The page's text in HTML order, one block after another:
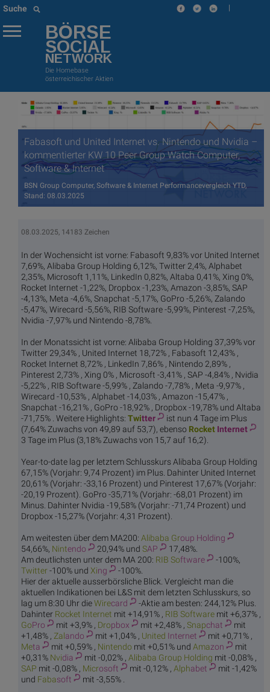
Suche |
BÖRSE
SOCIAL
NETWORK
Die Homebase
österreichischer Aktien
Fabasoft und United Internet vs. Nintendo und Nvidia –
kommentierter KW 10 Peer Group Watch Computer,
Software & Internet
BSN Group Computer, Software & Internet Performancevergleich YTD,
Stand: 08.03.2025
08.03.2025, 14183 Zeichen
In der Wochensicht ist vorne: Fabasoft 9,83% vor United Internet
7,69%, Alibaba Group Holding 6,12%, Twitter 2,4%, Alphabet
2,35%, Microsoft 1,11%, LinkedIn 0,82%, Altaba 0,41%, Xing 0%,
Rocket Internet -1,22%, Dropbox -1,23%, Amazon -3,85%, SAP
-4,13%, Meta -4,6%, Snapchat -5,17%, GoPro -5,26%, Zalando
-5,47%, Wirecard -5,56%, RIB Software -5,99%, Pinterest -7,25%,
Nvidia -7,97% und Nintendo -8,78%.
In der Monatssicht ist vorne: Alibaba Group Holding 37,39% vor
Twitter 29,34% , United Internet 18,72% , Fabasoft 12,43% ,
Rocket Internet 8,72% , LinkedIn 7,86% , Nintendo 2,89% ,
Pinterest 2,73% , Xing 0% , Microsoft -3,41% , SAP -4,84% , Nvidia
-5,22% , RIB Software -5,99% , Zalando -7,78% , Meta -9,97% ,
Wirecard -10,53% , Alphabet -14,03% , Amazon -15,47% ,
Snapchat -16,21% , GoPro -18,92% , Dropbox -19,78% und Altaba
-71,75% . Weitere Highlights: Twitter
ist nun 4 Tage im Plus
(7,64% Zuwachs von 49,89 auf 53,7), ebenso Rocket Internet
3 Tage im Plus (3,18% Zuwachs von 15,7 auf 16,2).
Year-to-date lag per letztem Schlusskurs Alibaba Group Holding
67,15% (Vorjahr: 9,74 Prozent) im Plus. Dahinter United Internet
20,61% (Vorjahr: -33,16 Prozent) und Pinterest 17,67% (Vorjahr:
-20,19 Prozent). GoPro -35,71% (Vorjahr: -68,01 Prozent) im
Minus. Dahinter Nvidia -19,58% (Vorjahr: -71,74 Prozent) und
Dropbox -15,27% (Vorjahr: 4,31 Prozent).
Am weitesten über dem MA200: Alibaba Group Holding
54,66%, Nintendo 20,94% und SAP
17,48%.
Am deutlichsten unter dem MA 200: RIB Software
-100%,
Twitter-100% und Xing
-100%.
Hier der aktuelle ausserbörsliche Blick. Vergleicht man die
aktuellen Indikationen bei L&S mit dem letzten Schlusskurs, so
lag um 8:30 Uhr dieWirecard
-Aktie am besten: 244,12% Plus.
Dahinter Rocket Internet mit +14,91% , RIB Software mit +6,37% ,
GoPro mit +3,9% , Dropbox mit +2,48% , Snapchat
mit
+1,48% , Zalando mit +1,04% , United Internet
mit +0,71% ,
Meta mit +0,59% , Nintendo mit +0,51% und Amazon
mit
+0,31% Nvidia mit -0,02% , Alibaba Group Holding mit -0,08% ,
SAP mit -0,08% , Microsoft mit -0,12% , Alphabet
mit -1,42%
und Fabasoft mit -3,55% .